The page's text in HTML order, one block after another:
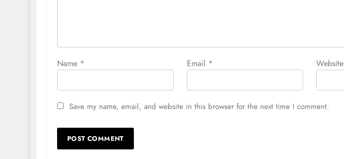
Name * Email * Website
Save my name, email, and website in this browser for the next time I comment.